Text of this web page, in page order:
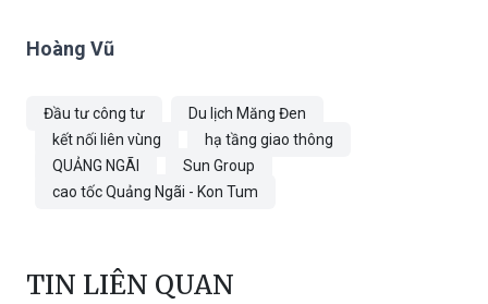
Hoàng Vũ
Đầu tư công tư
Du lịch Măng Đen
kết nối liên vùng
hạ tầng giao thông
QUẢNG NGÃI
Sun Group
cao tốc Quảng Ngãi - Kon Tum
TIN LIÊN QUAN